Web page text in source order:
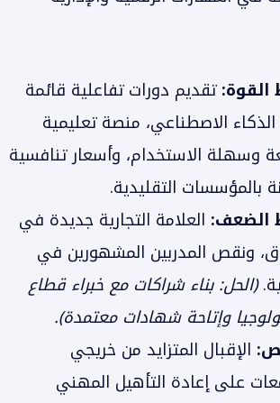
القوة:تقديم دورات تفاعلية قائمة
الاصطناعي، منصة تعليمية
وسهلة الاستخدام، وأسعار تنافسية
بالمؤسسات التقليدية.
الضعف: العلامة التجارية جديدة في
ونقص المدربين المشهورين في
(الحل: بناء شراكات مع خبراء قطاع
وإتاحة شهادات معتمدة).
الإقبال المتزايد من خريجي
على إعادة التأهيل المهني